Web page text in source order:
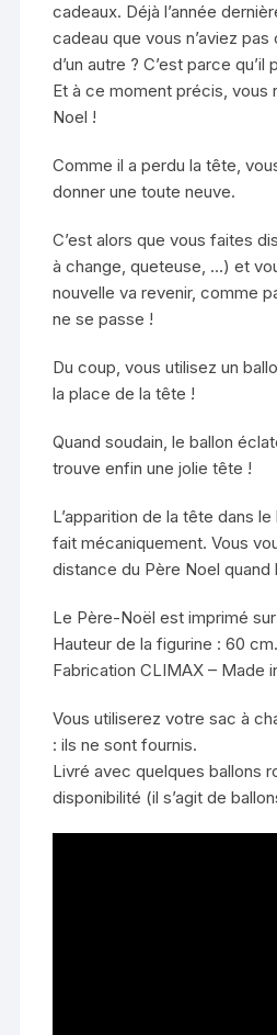
cadeaux. Déjà l’année
cadeau que vous n’aviez
d’un autre ? C’est parce qu’il
Et à ce moment précis, vous
Noel !
Comme il a perdu la tête,
donner une toute neuve.
C’est alors que vous faites
à change, queteuse, …) et
nouvelle va revenir, comme
ne se passe !
Du coup, vous utilisez un
la place de la tête !
Quand soudain, le ballon
trouve enfin une jolie tête !
L’apparition de la tête dans
fait mécaniquement. Vous
distance du Père Noel quand
Le Père-Noël est imprimé
Hauteur de la figurine : 60 cm.
Fabrication CLIMAX – Made
Vous utiliserez votre sac à
: ils ne sont fournis.
Livré avec quelques ballons
disponibilité (il s’agit de